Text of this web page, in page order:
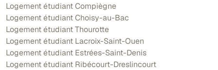
Logement étudiant Compiègne
Logement étudiant Choisy-au-Bac
Logement étudiant Thourotte
Logement étudiant Lacroix-Saint-Ouen
Logement étudiant Estrées-Saint-Denis
Logement étudiant Ribécourt-Dreslincourt